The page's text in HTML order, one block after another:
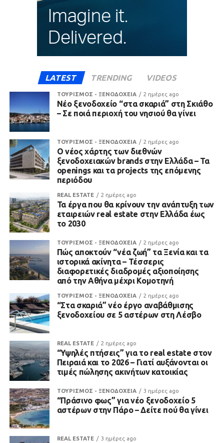
LATEST TRENDING VIDEOS
ΤΟΥΡΙΣΜΟΣ - ΞΕΝΟΔΟΧΕΙΑ 2 ημέρες ago
Νέο ξενοδοχείο “στα σκαριά” στη Σκιάθο
– Σε ποιά περιοχή του νησιού θα γίνει
ΤΟΥΡΙΣΜΟΣ - ΞΕΝΟΔΟΧΕΙΑ 2 ημέρες ago
Ο νέος χάρτης των διεθνών
ξενοδοχειακών brands στην Ελλάδα – Τα
openings και τα projects της επόμενης
περιόδου
REAL ESTATE 2 ημέρες ago
Τα έργα που θα κρίνουν την ανάπτυξη των
εταιρειών real estate στην Ελλάδα έως
το 2030
ΤΟΥΡΙΣΜΟΣ - ΞΕΝΟΔΟΧΕΙΑ 2 ημέρες ago
Πώς αποκτούν “νέα ζωή” τα Ξενία και τα
ιστορικά ακίνητα – Τέσσερις
διαφορετικές διαδρομές αξιοποίησης
από την Αθήνα μέχρι Κομοτηνή
ΤΟΥΡΙΣΜΟΣ - ΞΕΝΟΔΟΧΕΙΑ 2 ημέρες ago
“Στα σκαριά” νέο έργο αναβάθμισης
ξενοδοχείου σε 5 αστέρων στη Λέσβο
REAL ESTATE 2 ημέρες ago
“Υψηλές πτήσεις” για το real estate στον
Πειραιά και το 2026 – Γιατί αυξάνονται οι
τιμές πώλησης ακινήτων κατοικίας
ΤΟΥΡΙΣΜΟΣ - ΞΕΝΟΔΟΧΕΙΑ 3 ημέρες ago
“Πράσινο φως” για νέο ξενοδοχείο 5
αστέρων στην Πάρο – Δείτε πού θα γίνει
REAL ESTATE 3 ημέρες ago